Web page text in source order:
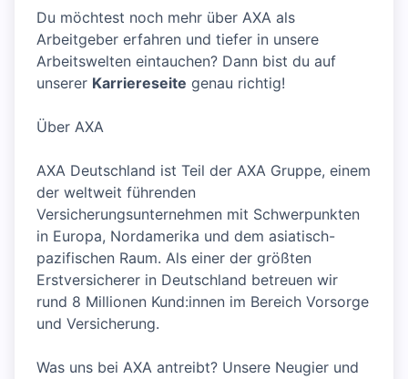
Du möchtest noch mehr über AXA als
Arbeitgeber erfahren und tiefer in unsere
Arbeitswelten eintauchen? Dann bist du auf
unserer Karriereseite genau richtig!
Über AXA
AXA Deutschland ist Teil der AXA Gruppe, einem
der weltweit führenden
Versicherungsunternehmen mit Schwerpunkten
in Europa, Nordamerika und dem asiatisch-
pazifischen Raum. Als einer der größten
Erstversicherer in Deutschland betreuen wir
rund 8 Millionen Kund:innen im Bereich Vorsorge
und Versicherung.
Was uns bei AXA antreibt? Unsere Neugier und